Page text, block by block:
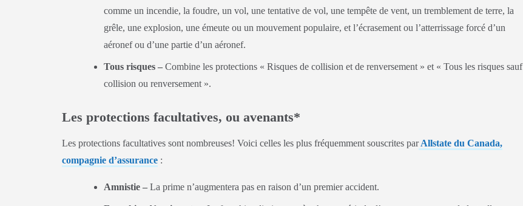
comme un incendie, la foudre, un vol, une tentative de vol, une tempête de vent, un tremblement de terre, la
grêle, une explosion, une émeute ou un mouvement populaire, et l’écrasement ou l’atterrissage forcé d’un
aéronef ou d’une partie d’un aéronef.
Tous risques –Combine les protections « Risques de collision et de renversement » et « Tous les risques sauf
collision ou renversement ».
Les protections facultatives, ou avenants*
Les protections facultatives sont nombreuses! Voici celles les plus fréquemment souscrites parAllstate du Canada,
compagnie d’assurance :
Amnistie –La prime n’augmentera pas en raison d’un premier accident.